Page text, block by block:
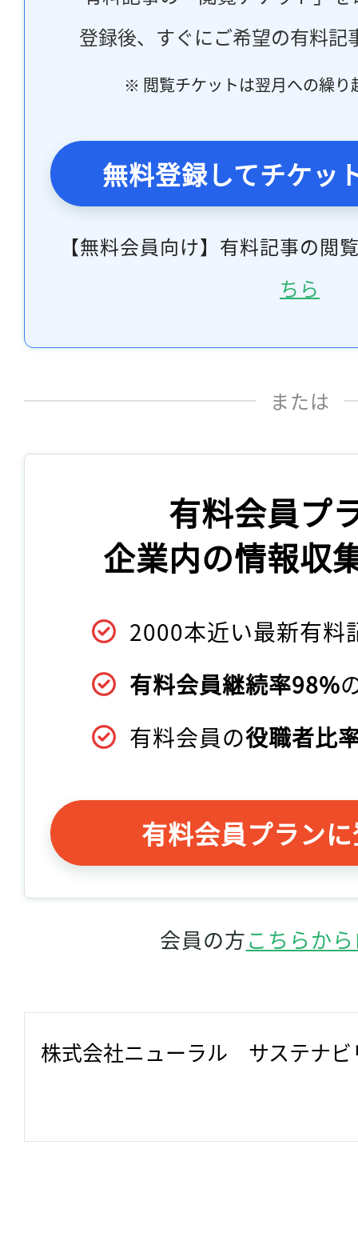
登録後、すぐにご希望の有料記
※ 閲覧チケットは翌月への繰り
無料登録してチケッ
【無料会員向け】有料記事の閲
ちら
または
有料会員プ
企業内の情報収
2000本近い最新有料
有料会員継続率98%
有料会員の役職者比
有料会員プラン
会員の方こちらか
株式会社ニューラル　サステナ